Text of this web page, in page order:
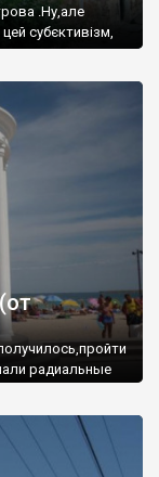
.Ну,але
субєктивізм,
радиальные